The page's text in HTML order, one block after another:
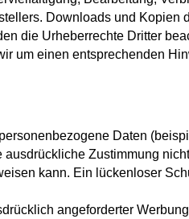
Downloads und Kopien
die Urheberrechte Dritter
um einen entsprechenden
Daten
Zustimmung
kann. Ein lückenloser
angeforderter